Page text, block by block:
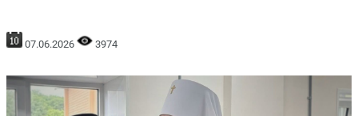
07.06.2026 3974